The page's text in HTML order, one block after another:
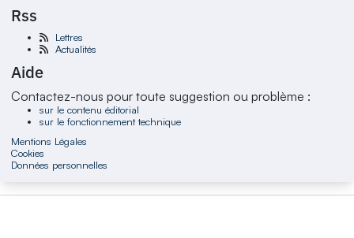
Rss
Lettres
Actualités
Aide
Contactez-nous pour toute suggestion ou problème :
sur le contenu éditorial
sur le fonctionnement technique
Mentions Légales
Cookies
Données personnelles